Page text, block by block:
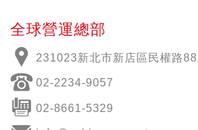
全球營運總部
231023新北市新店區民權路
02-2234-9057
02-8661-5329